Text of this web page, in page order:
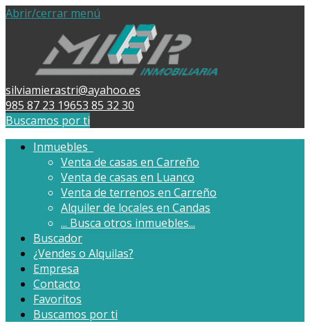
Abrir/cerrar menú
silviamierastri@ayahoo.es
985 87 23 19653 85 32 30
Buscamos por ti
Inmuebles
Venta de casas en Carreño
Venta de casas en Luanco
Venta de terrenos en Carreño
Alquiler de locales en Candas
... Busca otros inmuebles...
Buscador
¿Vendes o Alquilas?
Empresa
Contacto
Favoritos
Buscamos por ti